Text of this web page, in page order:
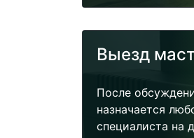
Выезд
После
назначается
специалиста на